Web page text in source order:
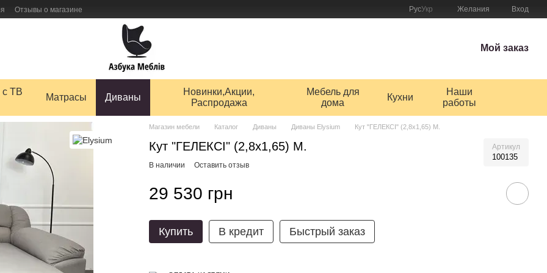
Отзывы о магазине
РусУкр Желания Вход
Мой заказ
ТВ
Матрасы Диваны
Новинки,Акции,
Распродажа
Мебель для
дома
Кухни
Наши
работы
Магазин мебели Каталог Диваны Диваны Elysium Кут "ГЕЛЕКСІ" (2,8х1,65) M.
Кут "ГЕЛЕКСІ" (2,8х1,65) M. Артикул
100135
В наличии Оставить отзыв
29 530 грн
Купить В кредит Быстрый заказ